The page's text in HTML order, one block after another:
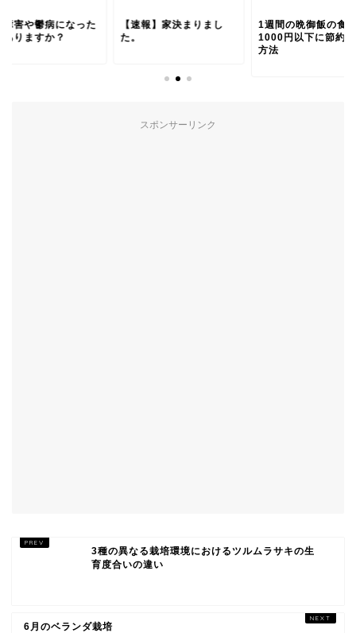
障害や鬱病になった
ありますか？
【速報】家決まりまし
た。
1週間の晩御飯の食
1000円以下に節約
方法
スポンサーリンク
3種の異なる栽培環境におけるツルムラサキの生
育度合いの違い
6月のベランダ栽培